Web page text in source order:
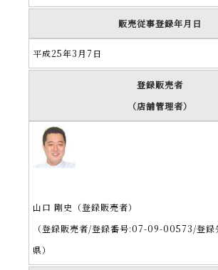
販売従事登録年月日
平成25年3月7日
登録販売者
（店舗管理者）
山口 剛史（登録販売者）
（登録販売者/登録番号:07-09-00573/登録
県）